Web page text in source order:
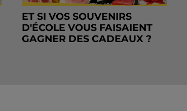
ET SI VOS SOUVENIRS
D'ÉCOLE VOUS FAISAIENT
GAGNER DES CADEAUX ?